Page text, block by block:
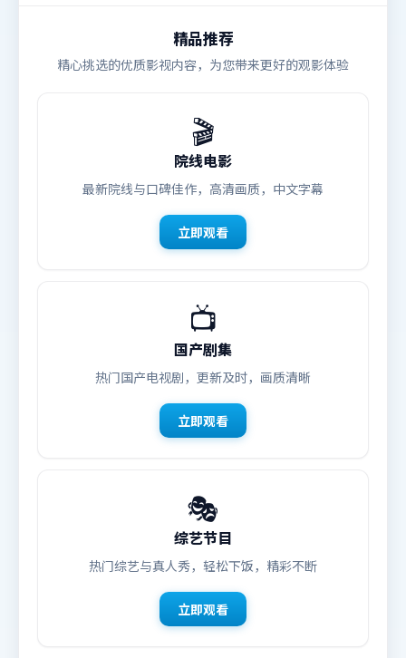
精品推荐
精心挑选的优质影视内容，为您带来更好的观影体验
🎬
院线电影
最新院线与口碑佳作，高清画质，中文字幕
立即观看
📺
国产剧集
热门国产电视剧，更新及时，画质清晰
立即观看
🎭
综艺节目
热门综艺与真人秀，轻松下饭，精彩不断
立即观看